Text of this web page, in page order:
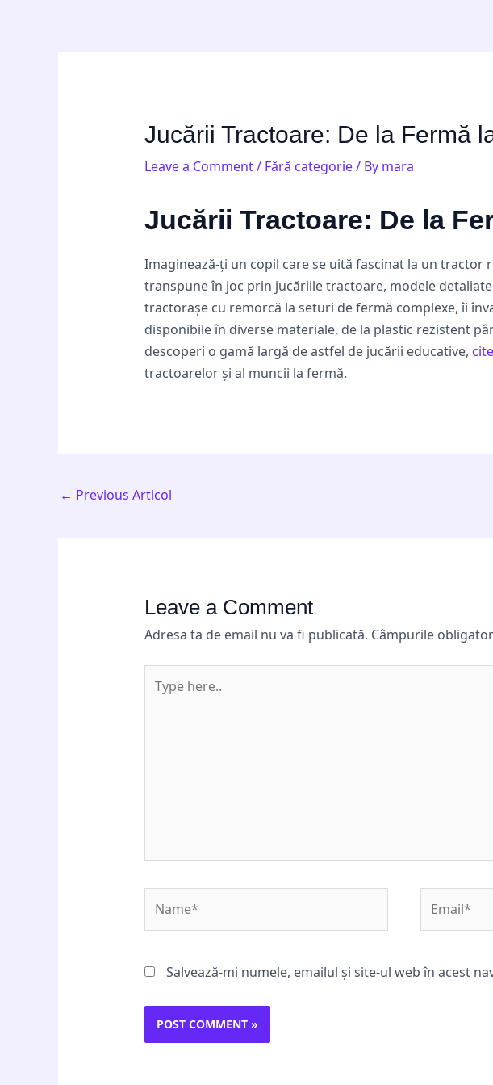
Jucării Tractoare: De la Fermă
Leave a Comment/ Fără categorie/ By mara
Jucării Tractoare: De la
Imaginează-ți un copil care se uită fascinat la un tractor
transpune în joc prin jucăriile tractoare, modele
tractorașe cu remorcă la seturi de fermă complexe, îi
disponibile în diverse materiale, de la plastic rezistent
descoperi o gamă largă de astfel de jucării educative,
tractoarelor și al muncii la fermă.
← Previous Articol
Leave a Comment
Adresa ta de email nu va fi publicată. Câmpurile
here..
Salvează-mi numele, emailul și site-ul web în acest